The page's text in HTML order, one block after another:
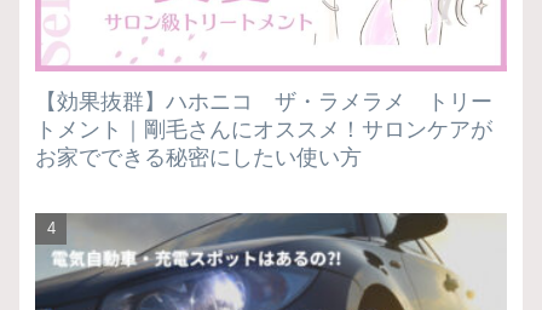
【効果抜群】ハホニコ ザ・ラメラメ トリー
トメント｜剛毛さんにオススメ！サロンケアが
お家でできる秘密にしたい使い方